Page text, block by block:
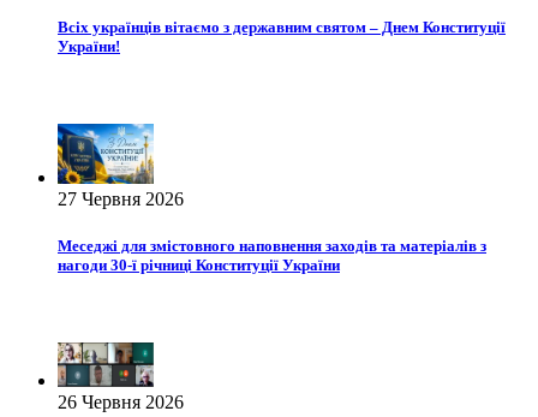
Всіх українців вітаємо з державним святом – Днем Конституції
України!
27 Червня 2026
Меседжі для змістовного наповнення заходів та матеріалів з
нагоди 30-ї річниці Конституції України
26 Червня 2026